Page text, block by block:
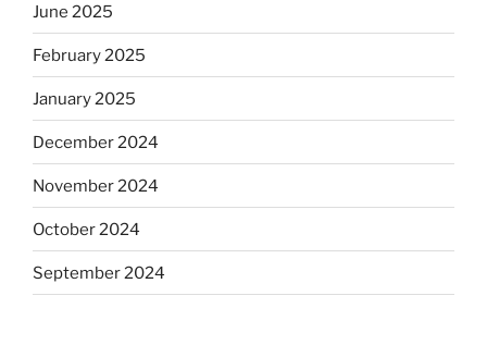
June 2025
February 2025
January 2025
December 2024
November 2024
October 2024
September 2024